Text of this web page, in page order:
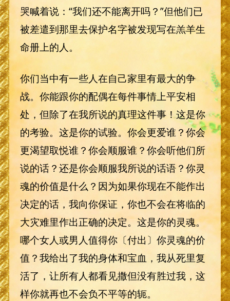
哭喊着说：“我们还不能离开吗？”但他们已
被差遣到那里去保护名字被发现写在羔羊生
命册上的人。
你们当中有一些人在自己家里有最大的争
战。你能跟你的配偶在每件事情上平安相
处，但除了在我所说的真理这件事！这是你
的考验。这是你的试验。你会更爱谁？你会
更渴望取悦谁？你会顺服谁？你会听他们所
说的话？还是你会顺服我所说的话语？你灵
魂的价值是什么？因为如果你现在不能作出
决定的话，我向你保证，你也不会在将临的
大灾难里作出正确的决定。这是你的灵魂。
哪个女人或男人值得你〔付出〕你灵魂的价
值？我给出了我的身体和宝血，我从死里复
活了，让所有人都看见撒但没有胜过我，这
样你就再也不会负不平等的轭。